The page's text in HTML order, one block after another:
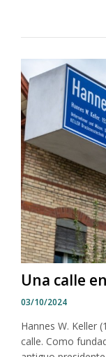
Una calle
03/10/2024
Hannes W. Keller
calle. Como